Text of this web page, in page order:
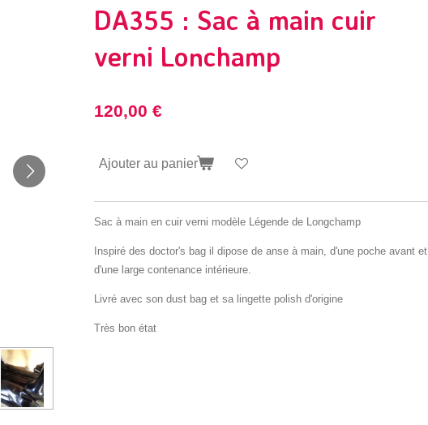
DA355 : Sac à main cuir
verni Lonchamp
120,00 €
Ajouter au panier
Sac à main en cuir verni modèle Légende de Longchamp
Inspiré des doctor's bag il dipose de anse à main, d'une poche avant et
d'une large contenance intérieure.
Livré avec son dust bag et sa lingette polish d'origine
Très bon état